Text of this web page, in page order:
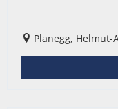
Planegg,